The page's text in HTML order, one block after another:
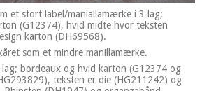
et stort label/maniallamærke i 3 lag;
(G12374), hvid midte hvor teksten
karton (DH69568).
som et mindre manillamærke.
bordeaux og hvid karton (G12374 og
teksten er die (HG211242) og